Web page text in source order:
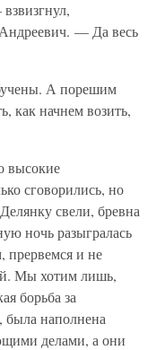
— Да весь
А порешим
как начнем возить,
высокие
сговорились, но
свели, бревна
ночь разыгралась
прервемся и не
Мы хотим лишь,
борьба за
была наполнена
делами, а они